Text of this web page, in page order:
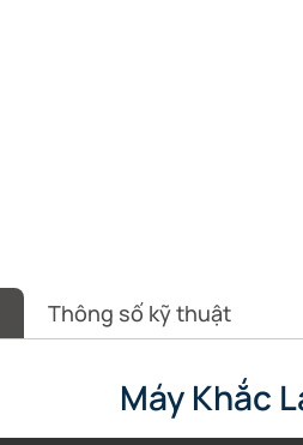
Thông số kỹ thuật
Máy Khắc